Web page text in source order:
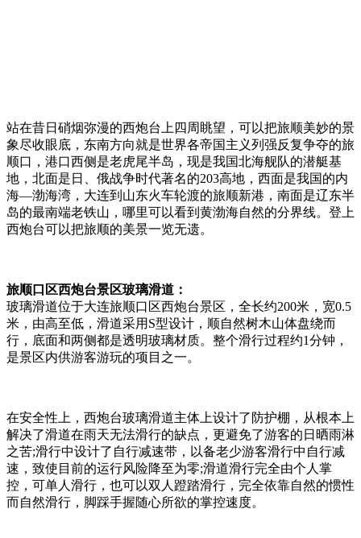
站在昔日硝烟弥漫的西炮台上四周眺望，可以把旅顺美妙的景
象尽收眼底，东南方向就是世界各帝国主义列强反复争夺的旅
顺口，港口西侧是老虎尾半岛，现是我国北海舰队的潜艇基
地，北面是日、俄战争时代著名的203高地，西面是我国的内
海—渤海湾，大连到山东火车轮渡的旅顺新港，南面是辽东半
岛的最南端老铁山，哪里可以看到黄渤海自然的分界线。登上
西炮台可以把旅顺的美景一览无遗。
旅顺口区西炮台景区玻璃滑道：
玻璃滑道位于大连旅顺口区西炮台景区，全长约200米，宽0.5
米，由高至低，滑道采用S型设计，顺自然树木山体盘绕而
行，底面和两侧都是透明玻璃材质。整个滑行过程约1分钟，
是景区内供游客游玩的项目之一。
在安全性上，西炮台玻璃滑道主体上设计了防护棚，从根本上
解决了滑道在雨天无法滑行的缺点，更避免了游客的日晒雨淋
之苦;滑行中设计了自行减速带，以备老少游客滑行中自行减
速，致使目前的运行风险降至为零;滑道滑行完全由个人掌
控，可单人滑行，也可以双人蹬踏滑行，完全依靠自然的惯性
而自然滑行，脚踩手握随心所欲的掌控速度。